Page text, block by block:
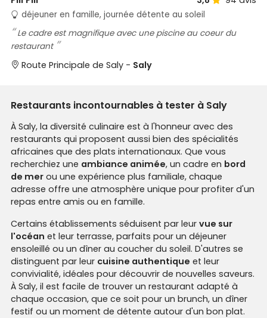
déjeuner en famille, journée détente au soleil
Le cadre est magnifique avec une piscine au coeur du
restaurant
Route Principale de Saly - Saly
Restaurants incontournables à tester à Saly
À Saly, la diversité culinaire est à l'honneur avec des
restaurants qui proposent aussi bien des spécialités
africaines que des plats internationaux. Que vous
recherchiez une ambiance animée, un cadre en bord
de mer ou une expérience plus familiale, chaque
adresse offre une atmosphère unique pour profiter d'un
repas entre amis ou en famille.
Certains établissements séduisent par leurvue sur
l'océan et leur terrasse, parfaits pour un déjeuner
ensoleillé ou un dîner au coucher du soleil. D'autres se
distinguent par leur cuisine authentique et leur
convivialité, idéales pour découvrir de nouvelles saveurs.
À Saly, il est facile de trouver un restaurant adapté à
chaque occasion, que ce soit pour un brunch, un dîner
festif ou un moment de détente autour d'un bon plat.